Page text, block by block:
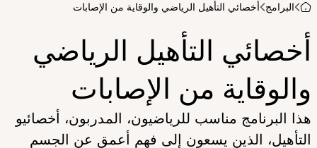
البرامج أخصائي التأهيل الرياضي والوقاية من الإصابات
أخصائي التأهيل الرياضي
والوقاية من الإصابات
هذا البرنامج مناسب للرياضيون، المدربون، أخصائيو
التأهيل، الذين يسعون إلى فهم أعمق عن الجسم